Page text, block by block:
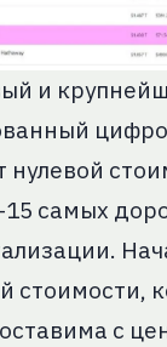
и
нулевой
самых
стоимости,
с